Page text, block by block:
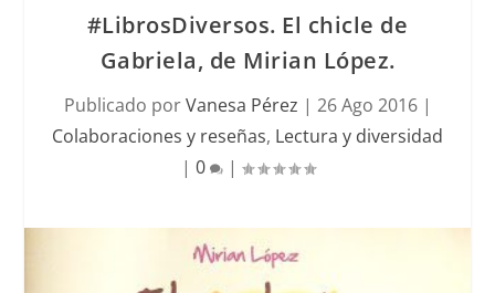
#LibrosDiversos. El chicle de
Gabriela, de Mirian López.
Publicado porVanesa Pérez | 26 Ago 2016|
Colaboraciones y reseñas, Lectura y diversidad
| 0 |